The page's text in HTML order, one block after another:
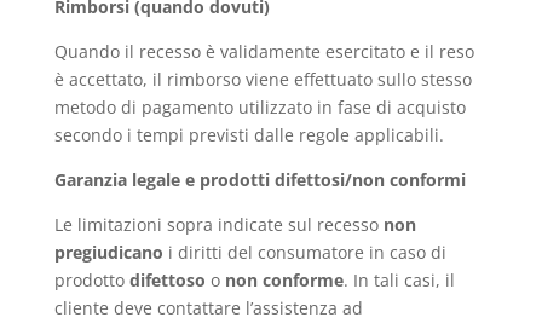
Rimborsi (quando dovuti)
Quando il recesso è validamente esercitato e il reso
è accettato, il rimborso viene effettuato sullo stesso
metodo di pagamento utilizzato in fase di acquisto
secondo i tempi previsti dalle regole applicabili.
Garanzia legale e prodotti difettosi/non conformi
Le limitazioni sopra indicate sul recesso non
pregiudicano i diritti del consumatore in caso di
prodotto difettoso o non conforme. In tali casi, il
cliente deve contattare l’assistenza ad